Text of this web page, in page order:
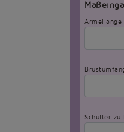
Ärmellänge
Schulter zu